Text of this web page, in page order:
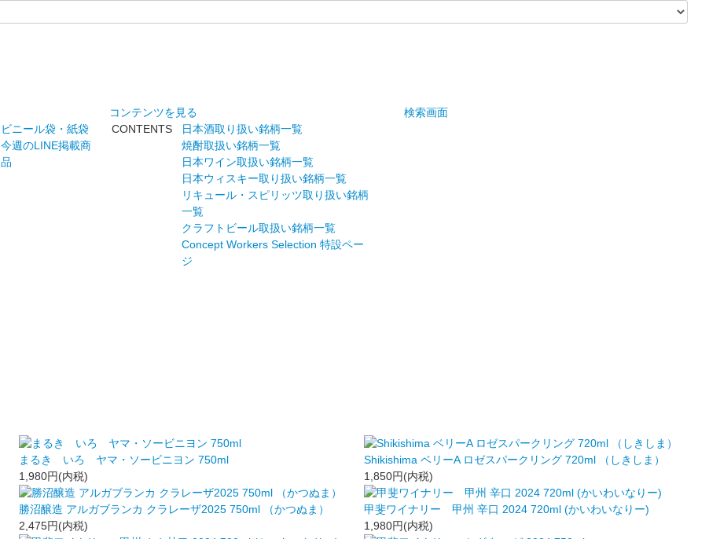
ビニール袋・紙袋
今週のLINE掲載商
品
コンテンツを見る
CONTENTS
日本酒取り扱い銘柄一覧
焼酎取扱い銘柄一覧
日本ワイン取扱い銘柄一覧
日本ウィスキー取り扱い銘柄一覧
リキュール・スピリッツ取り扱い銘柄
一覧
クラフトビール取扱い銘柄一覧
Concept Workers Selection 特設ペー
ジ
検索画面
まるき いろ ヤマ・ソービニヨン 750ml
1,980円(内税)
Shikishima ベリーA ロゼスパークリング 720ml （しきしま）
1,850円(内税)
勝沼醸造 アルガブランカ クラレーザ2025 750ml （かつぬま）
2,475円(内税)
甲斐ワイナリー 甲州 辛口 2024 720ml (かいわいなりー)
1,980円(内税)